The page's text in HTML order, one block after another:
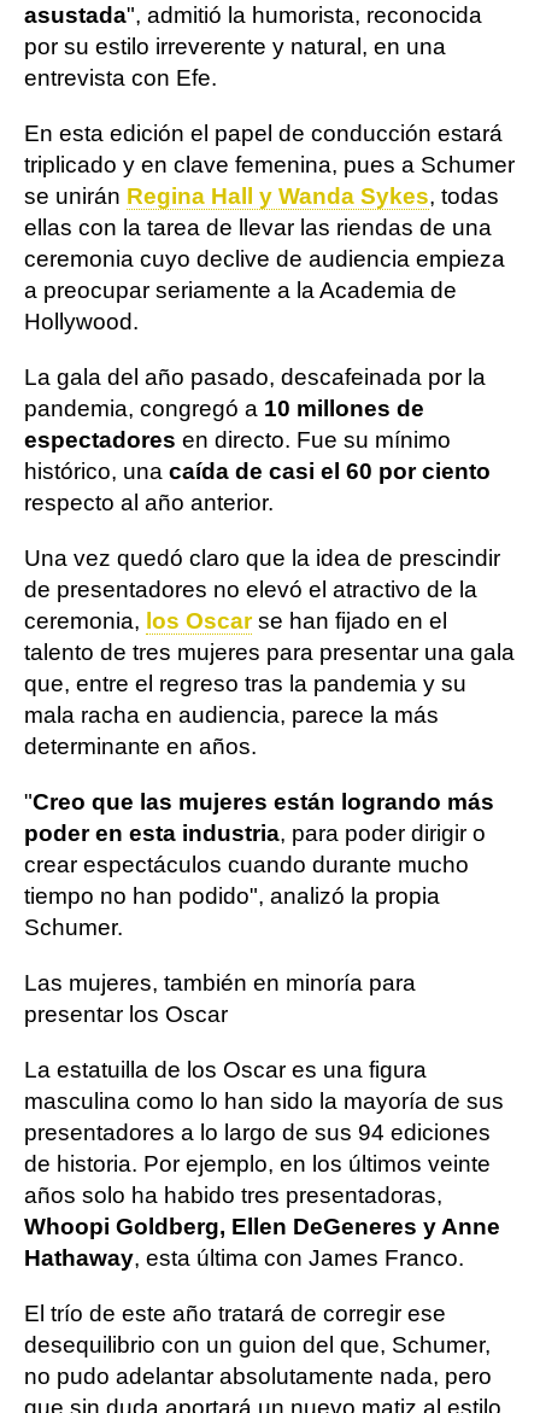
asustada", admitió la humorista, reconocida
por su estilo irreverente y natural, en una
entrevista con Efe.
En esta edición el papel de conducción estará
triplicado y en clave femenina, pues a Schumer
se unirán Regina Hall y Wanda Sykes, todas
ellas con la tarea de llevar las riendas de una
ceremonia cuyo declive de audiencia empieza
a preocupar seriamente a la Academia de
Hollywood.
La gala del año pasado, descafeinada por la
pandemia, congregó a 10 millones de
espectadores en directo. Fue su mínimo
histórico, una caída de casi el 60 por ciento
respecto al año anterior.
Una vez quedó claro que la idea de prescindir
de presentadores no elevó el atractivo de la
ceremonia, los Oscarse han fijado en el
talento de tres mujeres para presentar una gala
que, entre el regreso tras la pandemia y su
mala racha en audiencia, parece la más
determinante en años.
"Creo que las mujeres están logrando más
poder en esta industria, para poder dirigir o
crear espectáculos cuando durante mucho
tiempo no han podido", analizó la propia
Schumer.
Las mujeres, también en minoría para
presentar los Oscar
La estatuilla de los Oscar es una figura
masculina como lo han sido la mayoría de sus
presentadores a lo largo de sus 94 ediciones
de historia. Por ejemplo, en los últimos veinte
años solo ha habido tres presentadoras,
Whoopi Goldberg, Ellen DeGeneres y Anne
Hathaway, esta última con James Franco.
El trío de este año tratará de corregir ese
desequilibrio con un guion del que, Schumer,
no pudo adelantar absolutamente nada, pero
que sin duda aportará un nuevo matiz al estilo